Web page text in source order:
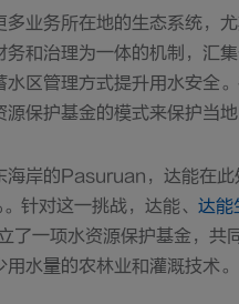
业务所在地的生态系统，
和治理为一体的机制，汇
区管理方式提升用水安全
保护基金的模式来保护当地
海岸的Pasuruan，达能在
针对这一挑战，达能、 达能
一项水资源保护基金，共
水量的农林业和灌溉技术。